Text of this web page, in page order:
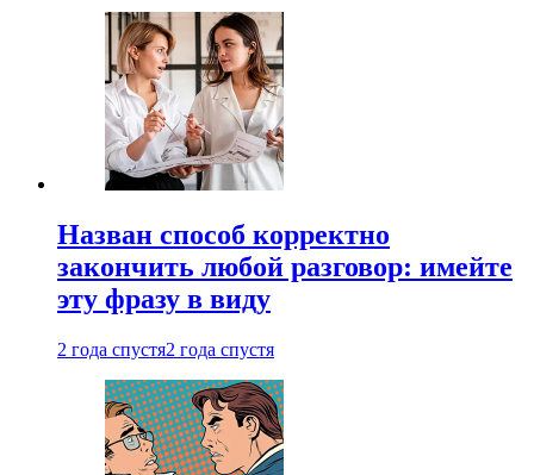
Назван способ корректно
закончить любой разговор: имейте
эту фразу в виду
2 года спустя2 года спустя